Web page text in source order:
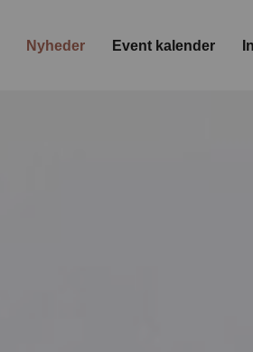
Nyheder Event kalender